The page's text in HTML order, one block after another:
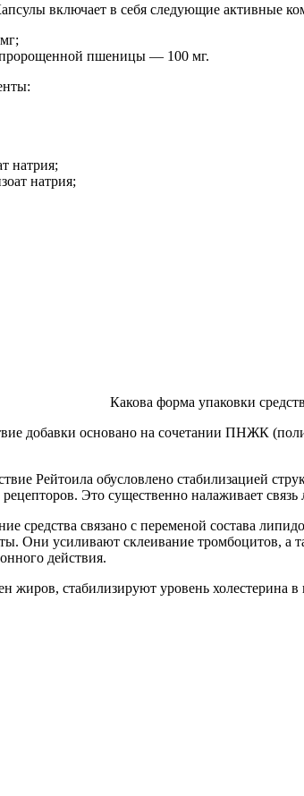
включает в себя следующие активные
пророщенной пшеницы — 100 мг.
натрия;
натрия;
Какова форма упаковки
добавки основано на сочетании ПНЖК
Рейтоила обусловлено стабилизацией
рецепторов. Это существенно налаживает
средства связано с переменой состава
Они усиливают склеивание тромбоцитов, а
действия.
стабилизируют уровень холестерина